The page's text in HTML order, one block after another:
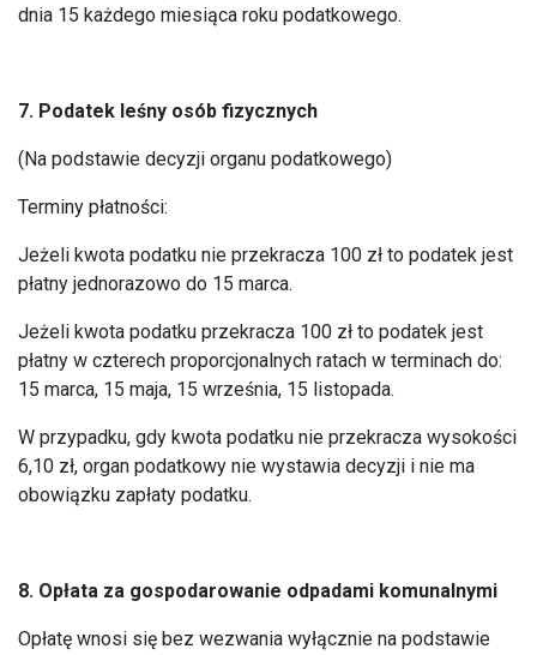
dnia 15 każdego miesiąca roku podatkowego.
7. Podatek leśny osób fizycznych
(Na podstawie decyzji organu podatkowego)
Terminy płatności:
Jeżeli kwota podatku nie przekracza 100 zł to podatek jest
płatny jednorazowo do 15 marca.
Jeżeli kwota podatku przekracza 100 zł to podatek jest
płatny w czterech proporcjonalnych ratach w terminach do:
15 marca, 15 maja, 15 września, 15 listopada.
W przypadku, gdy kwota podatku nie przekracza wysokości
6,10 zł, organ podatkowy nie wystawia decyzji i nie ma
obowiązku zapłaty podatku.
8. Opłata za gospodarowanie odpadami komunalnymi
Opłatę wnosi się bez wezwania wyłącznie na podstawie